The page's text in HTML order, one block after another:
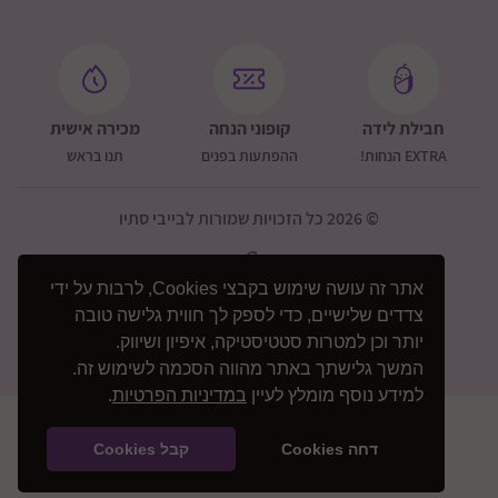
אתר זה עושה שימוש בקבצי Cookies, לרבות על ידי
צדדים שלישיים, כדי לספק לך חווית גלישה טובה
יותר וכן למטרות סטטיסטיקה, איפיון ושיווק.
המשך גלישתך באתר מהווה הסכמה לשימוש זה.
למידע נוסף מומלץ לעיין במדיניות הפרטיות.
דחה Cookies קבל Cookies
חבילת לידה
EXTRA הנחות!
קופוני הנחה
ההפתעות בפנים
מכירה אישית
תנו בראש
© 2026 כל הזכויות שמורות לבייבי סתיו